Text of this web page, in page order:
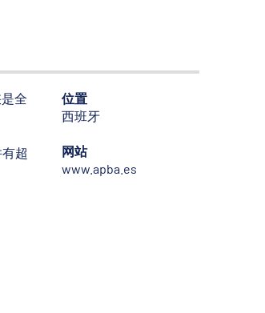
全
超
位置
西班牙
网站
www.apba.es